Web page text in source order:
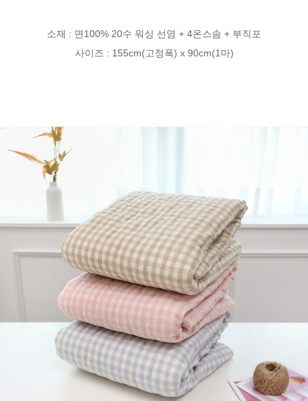
소재 : 면100% 20수 워싱 선염 + 4온스솜 + 부직포
사이즈 : 155cm(고정폭) x 90cm(1마)